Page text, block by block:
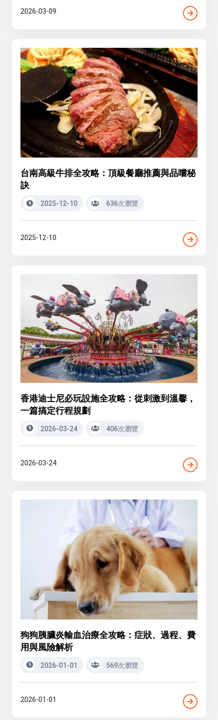
2026-03-09
台南高級牛排全攻略：頂級餐廳推薦與品嚐秘
訣
2025-12-10 636次瀏覽
2025-12-10
香港迪士尼必玩設施全攻略：從刺激到溫馨，
一篇搞定行程規劃
2026-03-24 406次瀏覽
2026-03-24
狗狗胰臟炎輸血治療全攻略：症狀、過程、費
用與風險解析
2026-01-01 569次瀏覽
2026-01-01